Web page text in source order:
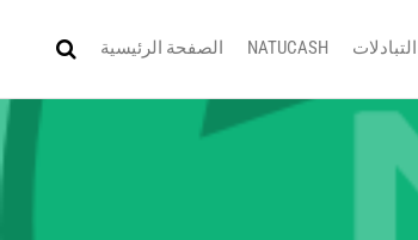
الصفحة الرئيسية NATUCASH التبادلات